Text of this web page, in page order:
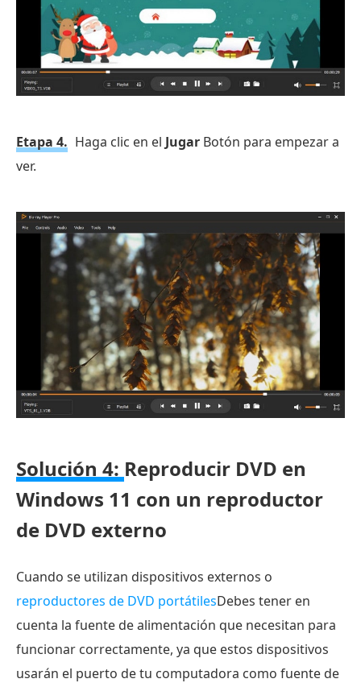
Etapa 4. Haga clic en el Jugar Botón para empezar a
ver.
Solución 4: Reproducir DVD en
Windows 11 con un reproductor
de DVD externo
Cuando se utilizan dispositivos externos o
reproductores de DVD portátilesDebes tener en
cuenta la fuente de alimentación que necesitan para
funcionar correctamente, ya que estos dispositivos
usarán el puerto de tu computadora como fuente de